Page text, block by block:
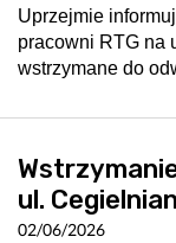
Uprzejmie
pracowni RTG na
wstrzymane do
ul.
02/06/2026